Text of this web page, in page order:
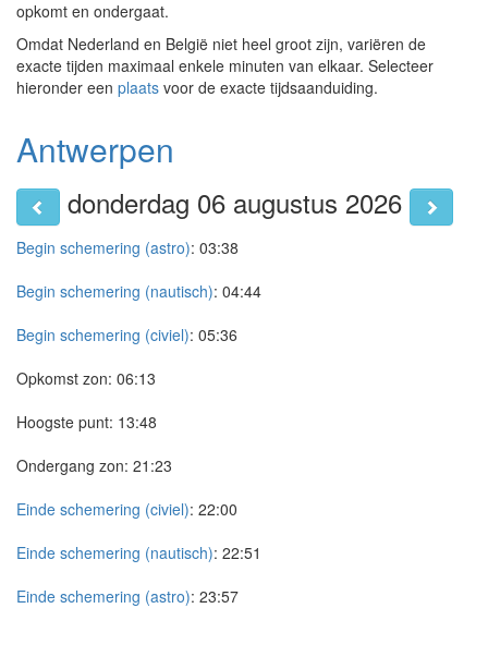
opkomt en ondergaat.
Omdat Nederland en België niet heel groot zijn, variëren de
exacte tijden maximaal enkele minuten van elkaar. Selecteer
hieronder een plaats voor de exacte tijdsaanduiding.
Antwerpen
donderdag 06 augustus 2026
Begin schemering (astro): 03:38
Begin schemering (nautisch): 04:44
Begin schemering (civiel): 05:36
Opkomst zon: 06:13
Hoogste punt: 13:48
Ondergang zon: 21:23
Einde schemering (civiel): 22:00
Einde schemering (nautisch): 22:51
Einde schemering (astro): 23:57